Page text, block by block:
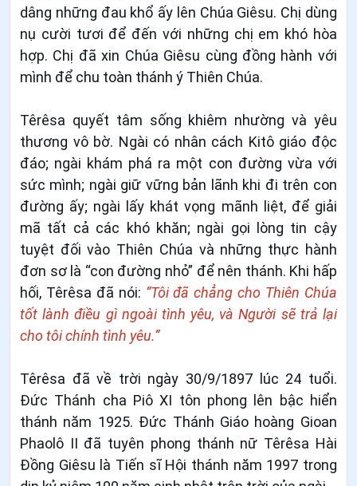
dâng những đau khổ ấy lên Chúa Giêsu. Chị dùng
nụ cười tươi để đến với những chị em khó hòa
hợp. Chị đã xin Chúa Giêsu cùng đồng hành với
mình để chu toàn thánh ý Thiên Chúa.
Têrêsa quyết tâm sống khiêm nhường và yêu
thương vô bờ. Ngài có nhân cách Kitô giáo độc
đáo; ngài khám phá ra một con đường vừa với
sức mình; ngài giữ vững bản lãnh khi đi trên con
đường ấy; ngài lấy khát vọng mãnh liệt, để giải
mã tất cả các khó khăn; ngài gọi lòng tin cậy
tuyệt đối vào Thiên Chúa và những thực hành
đơn sơ là “con đường nhỏ” để nên thánh. Khi hấp
hối, Têrêsa đã nói: “Tôi đã chẳng cho Thiên Chúa
tốt lành điều gì ngoài tình yêu, và Người sẽ trả lại
cho tôi chính tình yêu.”
Têrêsa đã về trời ngày 30/9/1897 lúc 24 tuổi.
Đức Thánh cha Piô XI tôn phong lên bậc hiển
thánh năm 1925. Đức Thánh Giáo hoàng Gioan
Phaolô II đã tuyên phong thánh nữ Têrêsa Hài
Đồng Giêsu là Tiến sĩ Hội thánh năm 1997 trong